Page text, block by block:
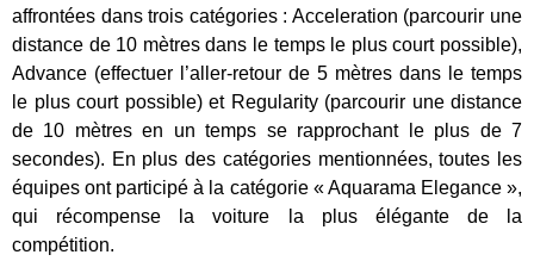
affrontées dans trois catégories : Acceleration (parcourir une
distance de 10 mètres dans le temps le plus court possible),
Advance (effectuer l’aller-retour de 5 mètres dans le temps
le plus court possible) et Regularity (parcourir une distance
de 10 mètres en un temps se rapprochant le plus de 7
secondes). En plus des catégories mentionnées, toutes les
équipes ont participé à la catégorie « Aquarama Elegance »,
qui récompense la voiture la plus élégante de la
compétition.